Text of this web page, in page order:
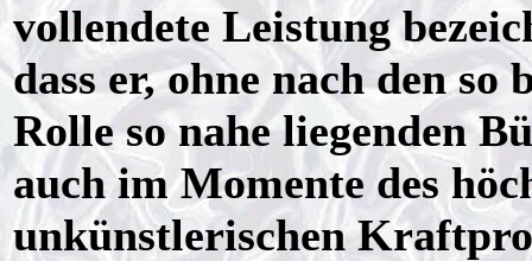
vollendete Leistung
dass er, ohne nach den
Rolle so nahe liegenden
auch im Momente des
unkünstlerischen